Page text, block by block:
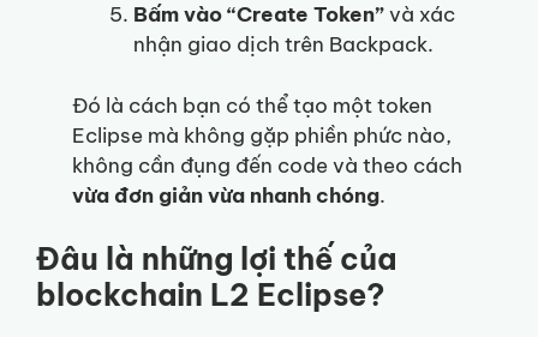
Bấm vào “Create Token”và xác
nhận giao dịch trên Backpack.
Đó là cách bạn có thể tạo một token
Eclipse mà không gặp phiền phức nào,
không cần đụng đến code và theo cách
vừa đơn giản vừa nhanh chóng.
Đâu là những lợi thế của
blockchain L2 Eclipse?